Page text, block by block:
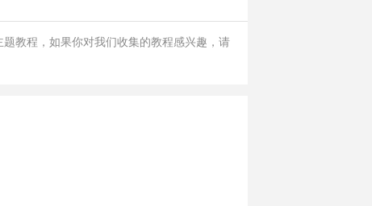
教程，如果你对我们收集的教程感兴趣，请